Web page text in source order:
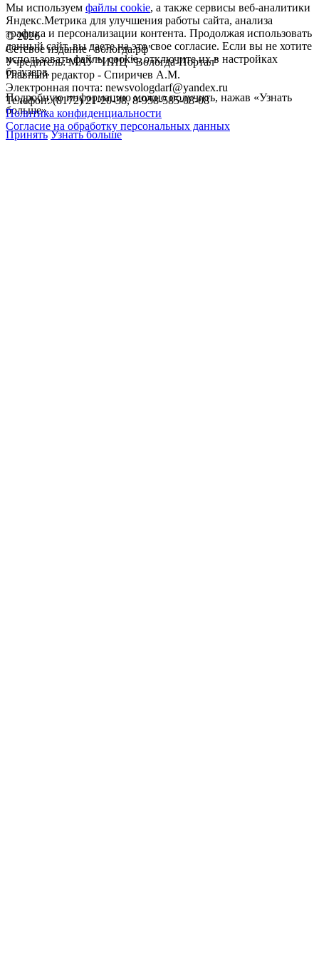
©2026
Сетевое издание "вологда.рф"
Учредитель: МАУ "ИИЦ "Вологда-Портал"
Главный редактор - Спиричев А.М.
Электронная почта: newsvologdarf@yandex.ru
Телефон: (8172) 21-20-38, 8-958-585-08-08
Политика конфиденциальности
Согласие на обработку персональных данных
Мы используем файлы cookie, а также сервисы веб-аналитики
Яндекс.Метрика для улучшения работы сайта, анализа
трафика и персонализации контента. Продолжая использовать
данный сайт, вы даете на это свое согласие. Если вы не хотите
использовать файлы cookie, отключите их в настройках
браузера.
Подробную информацию можно получить, нажав «Узнать
больше».
Принять Узнать больше